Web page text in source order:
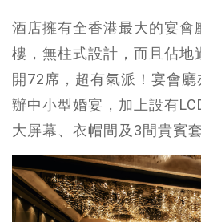
酒店擁有全香港最大的宴會
樓，無柱式設計，而且佔地
開72席，超有氣派！宴會
辦中小型婚宴，加上設有
大屏幕、衣帽間及3間貴賓